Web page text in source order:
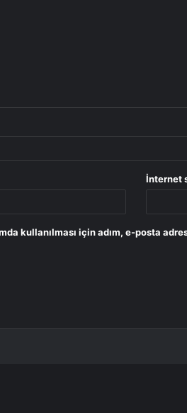
İnternet
kullanılması için adım, e-posta